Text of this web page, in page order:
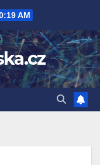
AM